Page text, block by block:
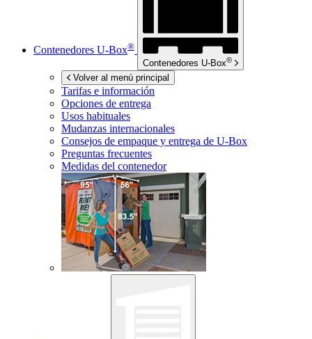
Contenedores U-Box®
Contenedores U-Box®
Volver al menú principal
Tarifas e información
Opciones de entrega
Usos habituales
Mudanzas internacionales
Consejos de empaque y entrega de U-Box
Preguntas frecuentes
Medidas del contenedor